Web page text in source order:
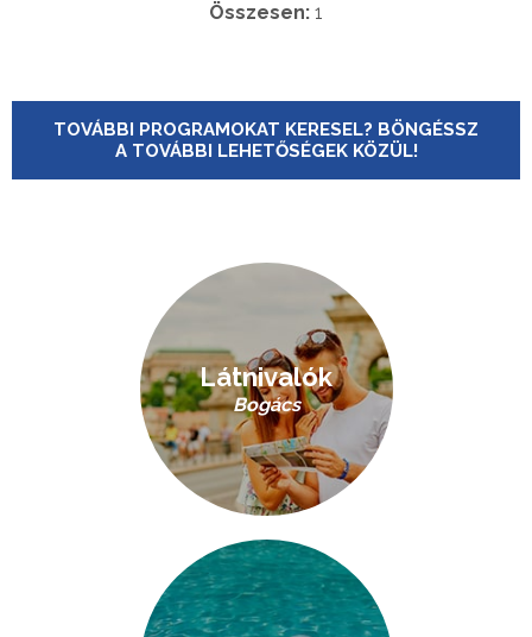
Összesen: 1
TOVÁBBI PROGRAMOKAT KERESEL? BÖNGÉSSZ
A TOVÁBBI LEHETŐSÉGEK KÖZÜL!
Látnivalók
Bogács